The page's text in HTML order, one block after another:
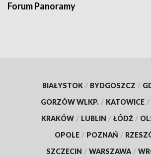
Forum Panoramy
BIAŁYSTOK / BYDGOSZCZ /
GORZÓW WLKP. / KATOWICE /
KRAKÓW / LUBLIN / ŁÓDŹ /
OPOLE / POZNAŃ /
SZCZECIN / WARSZAWA /